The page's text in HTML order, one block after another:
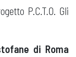
P.C.T.O. Gli
di Roma